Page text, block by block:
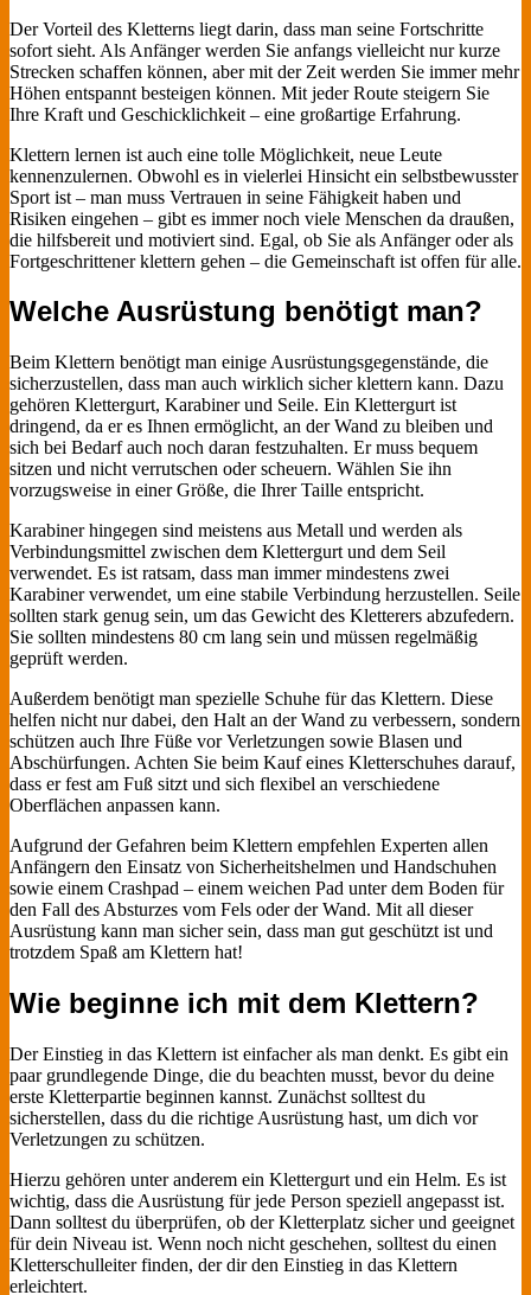
Der Vorteil des Kletterns liegt darin, dass man seine Fortschritte
sofort sieht. Als Anfänger werden Sie anfangs vielleicht nur kurze
Strecken schaffen können, aber mit der Zeit werden Sie immer mehr
Höhen entspannt besteigen können. Mit jeder Route steigern Sie
Ihre Kraft und Geschicklichkeit – eine großartige Erfahrung.
Klettern lernen ist auch eine tolle Möglichkeit, neue Leute
kennenzulernen. Obwohl es in vielerlei Hinsicht ein selbstbewusster
Sport ist – man muss Vertrauen in seine Fähigkeit haben und
Risiken eingehen – gibt es immer noch viele Menschen da draußen,
die hilfsbereit und motiviert sind. Egal, ob Sie als Anfänger oder als
Fortgeschrittener klettern gehen – die Gemeinschaft ist offen für alle.
Welche Ausrüstung benötigt man?
Beim Klettern benötigt man einige Ausrüstungsgegenstände, die
sicherzustellen, dass man auch wirklich sicher klettern kann. Dazu
gehören Klettergurt, Karabiner und Seile. Ein Klettergurt ist
dringend, da er es Ihnen ermöglicht, an der Wand zu bleiben und
sich bei Bedarf auch noch daran festzuhalten. Er muss bequem
sitzen und nicht verrutschen oder scheuern. Wählen Sie ihn
vorzugsweise in einer Größe, die Ihrer Taille entspricht.
Karabiner hingegen sind meistens aus Metall und werden als
Verbindungsmittel zwischen dem Klettergurt und dem Seil
verwendet. Es ist ratsam, dass man immer mindestens zwei
Karabiner verwendet, um eine stabile Verbindung herzustellen. Seile
sollten stark genug sein, um das Gewicht des Kletterers abzufedern.
Sie sollten mindestens 80 cm lang sein und müssen regelmäßig
geprüft werden.
Außerdem benötigt man spezielle Schuhe für das Klettern. Diese
helfen nicht nur dabei, den Halt an der Wand zu verbessern, sondern
schützen auch Ihre Füße vor Verletzungen sowie Blasen und
Abschürfungen. Achten Sie beim Kauf eines Kletterschuhes darauf,
dass er fest am Fuß sitzt und sich flexibel an verschiedene
Oberflächen anpassen kann.
Aufgrund der Gefahren beim Klettern empfehlen Experten allen
Anfängern den Einsatz von Sicherheitshelmen und Handschuhen
sowie einem Crashpad – einem weichen Pad unter dem Boden für
den Fall des Absturzes vom Fels oder der Wand. Mit all dieser
Ausrüstung kann man sicher sein, dass man gut geschützt ist und
trotzdem Spaß am Klettern hat!
Wie beginne ich mit dem Klettern?
Der Einstieg in das Klettern ist einfacher als man denkt. Es gibt ein
paar grundlegende Dinge, die du beachten musst, bevor du deine
erste Kletterpartie beginnen kannst. Zunächst solltest du
sicherstellen, dass du die richtige Ausrüstung hast, um dich vor
Verletzungen zu schützen.
Hierzu gehören unter anderem ein Klettergurt und ein Helm. Es ist
wichtig, dass die Ausrüstung für jede Person speziell angepasst ist.
Dann solltest du überprüfen, ob der Kletterplatz sicher und geeignet
für dein Niveau ist. Wenn noch nicht geschehen, solltest du einen
Kletterschulleiter finden, der dir den Einstieg in das Klettern
erleichtert.